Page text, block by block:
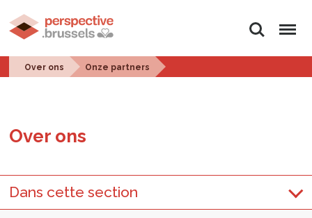
Zoeken Menu
Over ons Onze partners
Over ons
Dans cette section